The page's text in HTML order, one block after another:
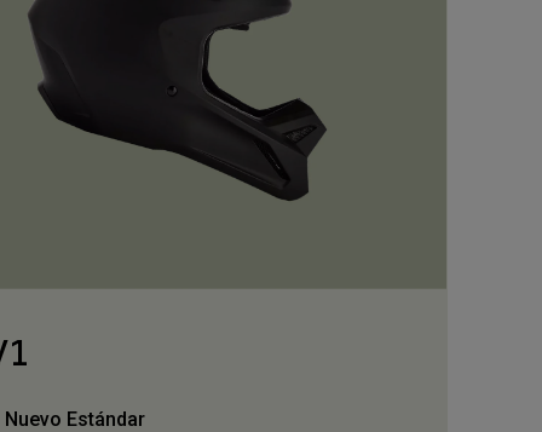
Nuevo Estándar